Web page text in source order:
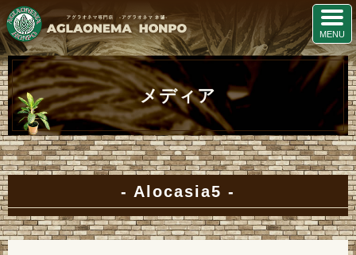
メディア
Alocasia5